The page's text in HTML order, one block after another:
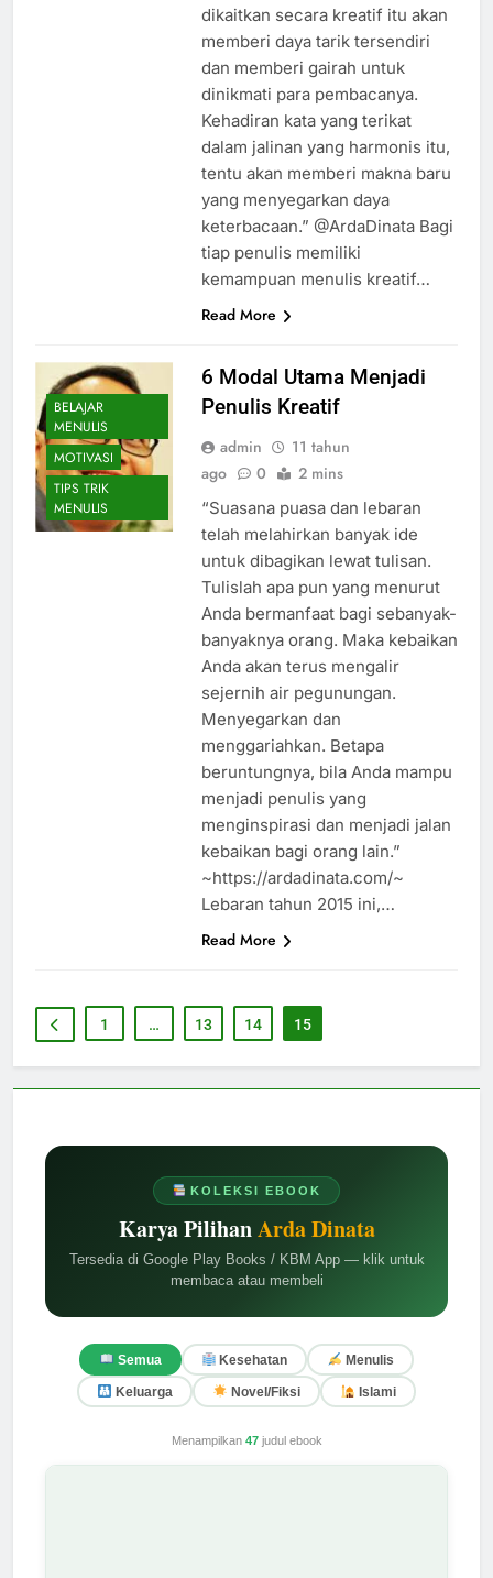
KOLEKSI EBOOK
Karya PilihanArda Dinata
Tersedia di Google Play Books / KBM App — klik untuk
membaca atau membeli
Semua Kesehatan Menulis
Keluarga Novel/Fiksi Islami
Menampilkan 47judul ebook
dikaitkan secara kreatif itu akan
memberi daya tarik tersendiri
dan memberi gairah untuk
dinikmati para pembacanya.
Kehadiran kata yang terikat
dalam jalinan yang harmonis itu,
tentu akan memberi makna baru
yang menyegarkan daya
keterbacaan.” @ArdaDinata Bagi
tiap penulis memiliki
kemampuan menulis kreatif…
Read More
BELAJAR
MENULIS
MOTIVASI
TIPS TRIK
MENULIS
6 Modal Utama Menjadi
Penulis Kreatif
admin
11 tahun
ago
0 2 mins
“Suasana puasa dan lebaran
telah melahirkan banyak ide
untuk dibagikan lewat tulisan.
Tulislah apa pun yang menurut
Anda bermanfaat bagi sebanyak-
banyaknya orang. Maka kebaikan
Anda akan terus mengalir
sejernih air pegunungan.
Menyegarkan dan
menggariahkan. Betapa
beruntungnya, bila Anda mampu
menjadi penulis yang
menginspirasi dan menjadi jalan
kebaikan bagi orang lain.”
~https://ardadinata.com/~
Lebaran tahun 2015 ini,…
Read More
1 … 13 14 15